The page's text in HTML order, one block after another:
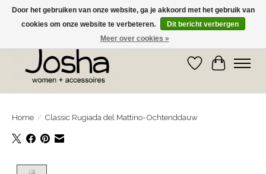
GRATIS OPHALEN IN DE WINKEL EN GRATIS VERZENDING VANAF € 75,00
Verlanglijst
Home / Classic Rugiada del Mattino-Ochtenddauw
Door het gebruiken van onze website, ga je akkoord met het gebruik van
cookies om onze website te verbeteren.
Dit bericht verbergen
Meer over cookies »